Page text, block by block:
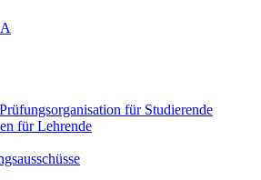
für Studierende
für Lehrende